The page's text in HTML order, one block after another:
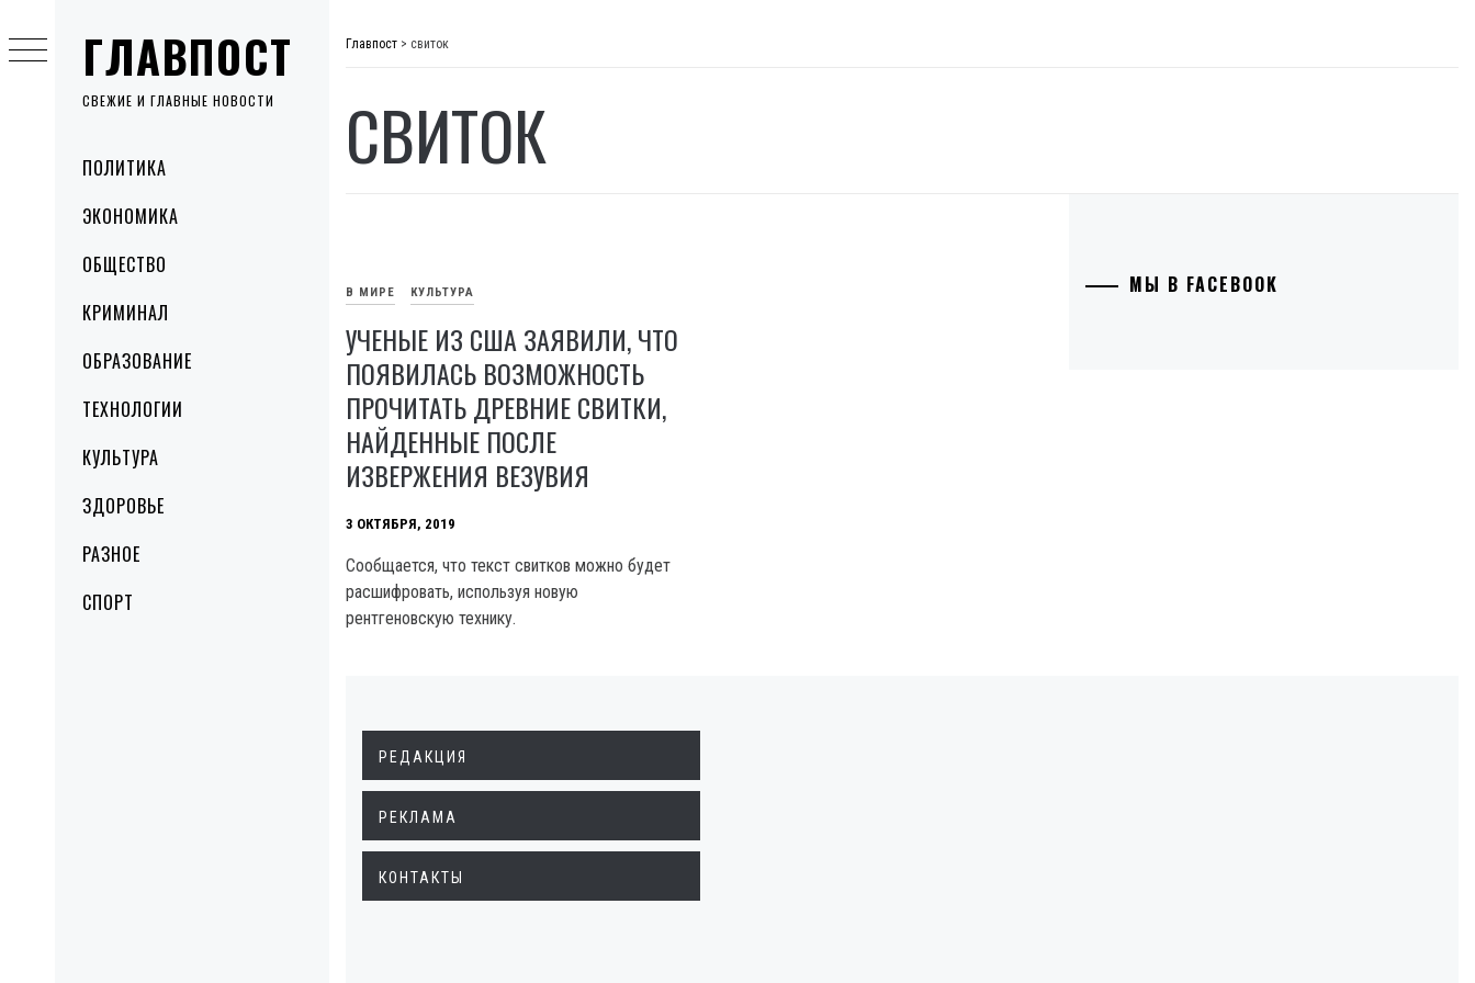
ГЛАВПОСТ
СВЕЖИЕ И ГЛАВНЫЕ НОВОСТИ
MenuПОЛИТИКА
ЭКОНОМИКА
ОБЩЕСТВО
КРИМИНАЛ
ОБРАЗОВАНИЕ
ТЕХНОЛОГИИ
КУЛЬТУРА
ЗДОРОВЬЕ
РАЗНОЕ
СПОРТ
to
content
Главпост > свиток
СВИТОК
В МИРЕ КУЛЬТУРА
УЧЕНЫЕ ИЗ США ЗАЯВИЛИ, ЧТО
ПОЯВИЛАСЬ ВОЗМОЖНОСТЬ
ПРОЧИТАТЬ ДРЕВНИЕ СВИТКИ,
НАЙДЕННЫЕ ПОСЛЕ
ИЗВЕРЖЕНИЯ ВЕЗУВИЯ
3 ОКТЯБРЯ, 2019
Сообщается, что текст свитков можно будет
расшифровать, используя новую
рентгеновскую технику.
МЫ В FACEBOOK
РЕДАКЦИЯ
РЕКЛАМА
КОНТАКТЫ